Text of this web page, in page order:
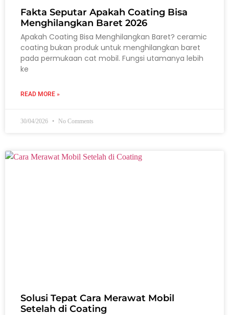
Fakta Seputar Apakah Coating Bisa
Menghilangkan Baret 2026
Apakah Coating Bisa Menghilangkan Baret? ceramic
coating bukan produk untuk menghilangkan baret
pada permukaan cat mobil. Fungsi utamanya lebih
ke
READ MORE »
30/04/2026 No Comments
Solusi Tepat Cara Merawat Mobil
Setelah di Coating